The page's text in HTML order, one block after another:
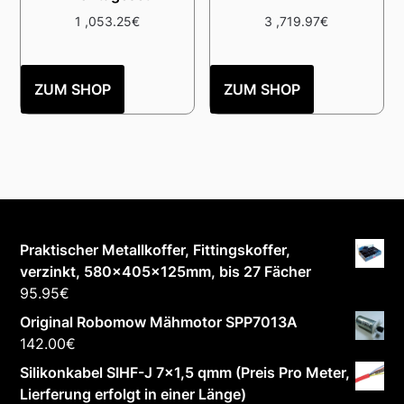
1 ,053.25€
ZUM SHOP
3 ,719.97€
ZUM SHOP
Praktischer Metallkoffer, Fittingskoffer,
verzinkt, 580x405x125mm, bis 27 Fächer
95.95€
Original Robomow Mähmotor SPP7013A
142.00€
Silikonkabel SIHF-J 7x1,5 qmm (Preis Pro Meter,
Lierferung erfolgt in einer Länge)